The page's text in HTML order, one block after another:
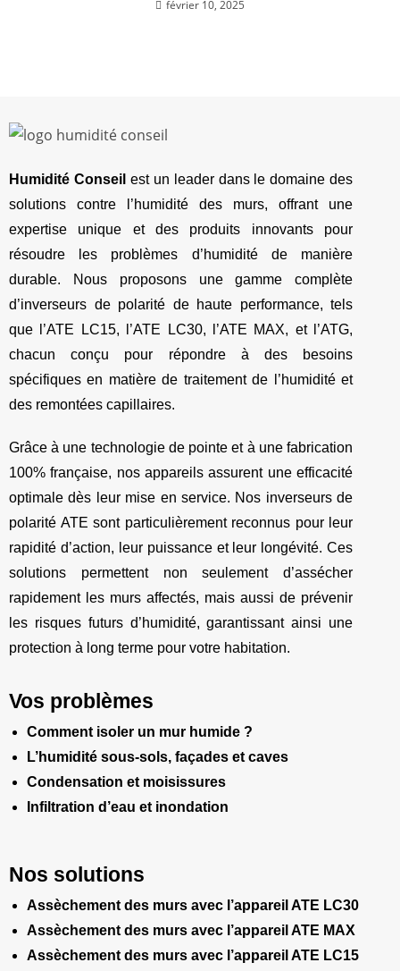
février 10, 2025
Humidité Conseil est un leader dans le domaine des
solutions contre l’humidité des murs, offrant une
expertise unique et des produits innovants pour
résoudre les problèmes d’humidité de manière
durable. Nous proposons une gamme complète
d’inverseurs de polarité de haute performance, tels
que l’ATE LC15, l’ATE LC30, l’ATE MAX, et l’ATG,
chacun conçu pour répondre à des besoins
spécifiques en matière de traitement de l’humidité et
des remontées capillaires.
Grâce à une technologie de pointe et à une fabrication
100% française, nos appareils assurent une efficacité
optimale dès leur mise en service. Nos inverseurs de
polarité ATE sont particulièrement reconnus pour leur
rapidité d’action, leur puissance et leur longévité. Ces
solutions permettent non seulement d’assécher
rapidement les murs affectés, mais aussi de prévenir
les risques futurs d’humidité, garantissant ainsi une
protection à long terme pour votre habitation.
Vos problèmes
Comment isoler un mur humide ?
L’humidité sous-sols, façades et caves
Condensation et moisissures
Infiltration d’eau et inondation
Nos solutions
Assèchement des murs avec l’appareil ATE LC30
Assèchement des murs avec l’appareil ATE MAX
Assèchement des murs avec l’appareil ATE LC15